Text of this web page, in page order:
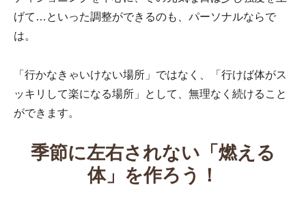
げて…といった調整ができるのも、パーソナルならで
は。
「行かなきゃいけない場所」ではなく、「行けば体がス
ッキリして楽になる場所」として、無理なく続けること
ができます。
季節に左右されない「燃える
体」を作ろう！